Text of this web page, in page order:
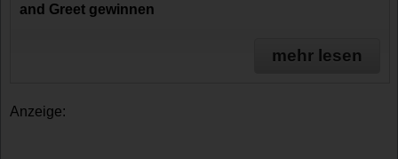
and Greet gewinnen
mehr lesen
Anzeige: